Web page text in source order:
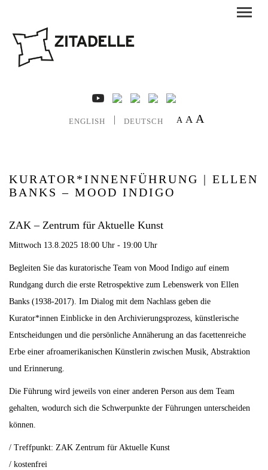
ENGLISH DEUTSCH A A A
KURATOR*INNENFÜHRUNG | ELLEN
BANKS – MOOD INDIGO
ZAK – Zentrum für Aktuelle Kunst
Mittwoch 13.8.2025 18:00 Uhr - 19:00 Uhr
Begleiten Sie das kuratorische Team von Mood Indigo auf einem
Rundgang durch die erste Retrospektive zum Lebenswerk von Ellen
Banks (1938-2017). Im Dialog mit dem Nachlass geben die
Kurator*innen Einblicke in den Archivierungsprozess, künstlerische
Entscheidungen und die persönliche Annäherung an das facettenreiche
Erbe einer afroamerikanischen Künstlerin zwischen Musik, Abstraktion
und Erinnerung.
Die Führung wird jeweils von einer anderen Person aus dem Team
gehalten, wodurch sich die Schwerpunkte der Führungen unterscheiden
können.
/ Treffpunkt: ZAK Zentrum für Aktuelle Kunst
/ kostenfrei